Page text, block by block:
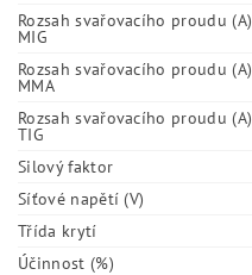
Rozsah svařovacího proudu (A)
MIG
Rozsah svařovacího proudu (A)
MMA
Rozsah svařovacího proudu (A)
TIG
Silový faktor
Síťové napětí (V)
Třída krytí
Účinnost (%)